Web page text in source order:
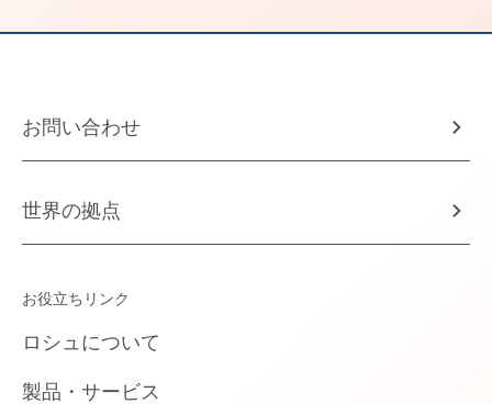
お問い合わせ
世界の拠点
お役立ちリンク
ロシュについて
製品・サービス